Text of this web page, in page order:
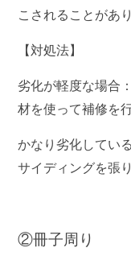
こされることがあ
【対処法】
劣化が軽度な場合
材を使って補修を
かなり劣化してい
サイディングを張
②冊子周り